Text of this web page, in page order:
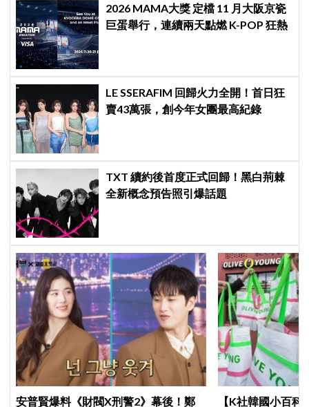
2026 MAMA大獎 定檔 11 月大阪京瓷
巨蛋舉行，連續兩天點燃 K-POP 狂熱
LE SSERAFIM 回歸火力全開！首日狂
賣43萬張，創今年女團最高紀錄
TXT 續約後首度正式回歸！黑白荊棘
全新概念預告照引爆話題
安普賢爆料《財閥X刑警2》幕後！鄭
【K社韓國小百